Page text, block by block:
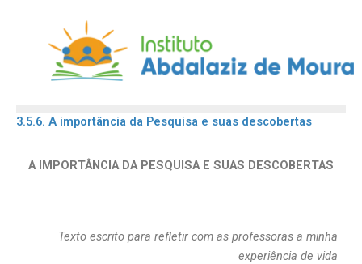
3.5.6. A importância da Pesquisa e suas descobertas
A IMPORTÂNCIA DA PESQUISA E SUAS DESCOBERTAS
Texto escrito para refletir com as professoras a minha
experiência de vida